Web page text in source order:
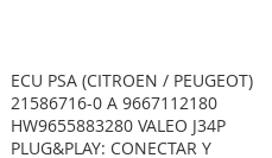
ECU PSA (CITROEN / PEUGEOT)
21586716-0 A 9667112180
HW9655883280 VALEO J34P
PLUG&PLAY: CONECTAR Y